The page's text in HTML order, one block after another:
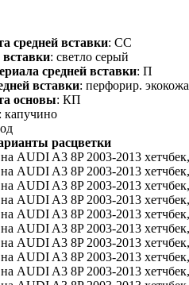
средней вставки: СС
вставки: светло серый
средней вставки: П
вставки: перфорир. экокожа
основы: КП
: капучино
расцветки